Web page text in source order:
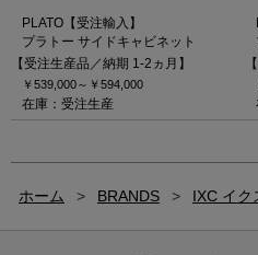
PLATO【受注輸入】
プラトー サイドキャビネット
【受注生産品／納期 1-2ヵ月】
￥539,000～ ￥594,000
在庫：受注生産
ホーム > BRANDS > IXC イク